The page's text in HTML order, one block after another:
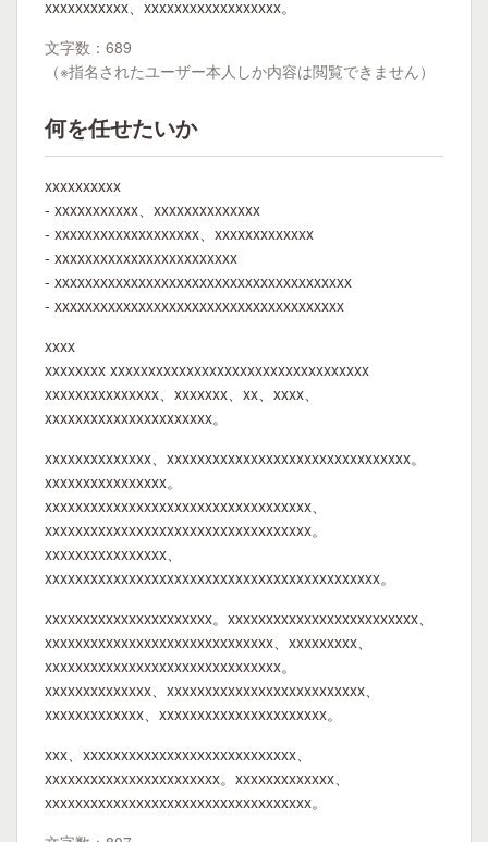
xxxxxxxxxxx、xxxxxxxxxxxxxxxxxx。
文字数：689
（※指名されたユーザー本人しか内容は閲覧できません）
何を任せたいか
xxxxxxxxxx
- xxxxxxxxxxx、xxxxxxxxxxxxxx
- xxxxxxxxxxxxxxxxxxx、xxxxxxxxxxxxx
- xxxxxxxxxxxxxxxxxxxxxxxx
- xxxxxxxxxxxxxxxxxxxxxxxxxxxxxxxxxxxxxxx
- xxxxxxxxxxxxxxxxxxxxxxxxxxxxxxxxxxxxxx
xxxx
xxxxxxxx xxxxxxxxxxxxxxxxxxxxxxxxxxxxxxxxxx
xxxxxxxxxxxxxxx、xxxxxxx、xx、xxxx、
xxxxxxxxxxxxxxxxxxxxxx。
xxxxxxxxxxxxxx、xxxxxxxxxxxxxxxxxxxxxxxxxxxxxxxx。
xxxxxxxxxxxxxxxx。
xxxxxxxxxxxxxxxxxxxxxxxxxxxxxxxxxxx、
xxxxxxxxxxxxxxxxxxxxxxxxxxxxxxxxxxx。
xxxxxxxxxxxxxxxx、
xxxxxxxxxxxxxxxxxxxxxxxxxxxxxxxxxxxxxxxxxxxx。
xxxxxxxxxxxxxxxxxxxxxx。xxxxxxxxxxxxxxxxxxxxxxxxx、
xxxxxxxxxxxxxxxxxxxxxxxxxxxxxx、xxxxxxxxx、
xxxxxxxxxxxxxxxxxxxxxxxxxxxxxxx。
xxxxxxxxxxxxxx、xxxxxxxxxxxxxxxxxxxxxxxxxx、
xxxxxxxxxxxxx、xxxxxxxxxxxxxxxxxxxxxx。
xxx、xxxxxxxxxxxxxxxxxxxxxxxxxxxx、
xxxxxxxxxxxxxxxxxxxxxxx。xxxxxxxxxxxxx、
xxxxxxxxxxxxxxxxxxxxxxxxxxxxxxxxxxx。